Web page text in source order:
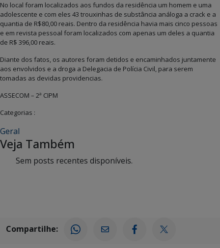
No local foram localizados aos fundos da residência um homem e uma
adolescente e com eles 43 trouxinhas de substância análoga a crack e a
quantia de R$80,00 reais. Dentro da residência havia mais cinco pessoas
e em revista pessoal foram localizados com apenas um deles a quantia
de R$ 396,00 reais.
Diante dos fatos, os autores foram detidos e encaminhados juntamente
aos envolvidos e a droga a Delegacia de Polícia Civil, para serem
tomadas as devidas providencias.
ASSECOM – 2ª CIPM
Categorias :
Geral
Veja Também
Sem posts recentes disponíveis.
Compartilhe: